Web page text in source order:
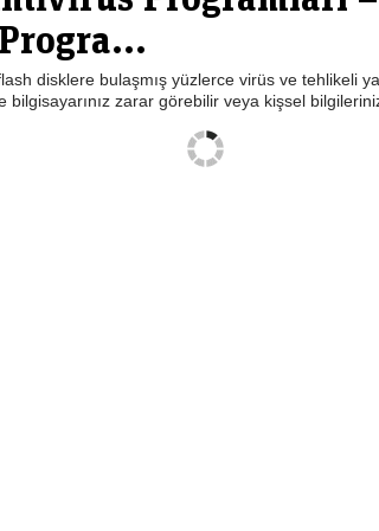
disklere bulaşmış yüzlerce virüs ve tehlikeli
bilgisayarınız zarar görebilir veya kişsel